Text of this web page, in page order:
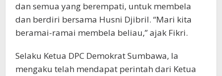
dan semua yang berempati, untuk membela
dan berdiri bersama Husni Djibril. “Mari kita
beramai-ramai membela beliau,” ajak Fikri.
Selaku Ketua DPC Demokrat Sumbawa, Ia
mengaku telah mendapat perintah dari Ketua